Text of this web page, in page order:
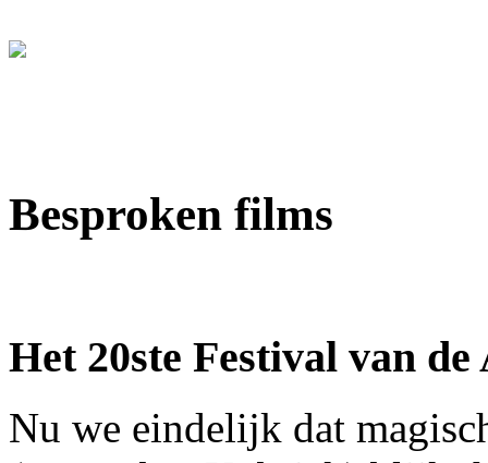
Besproken films
Het 20ste Festival van
Nu we eindelijk dat